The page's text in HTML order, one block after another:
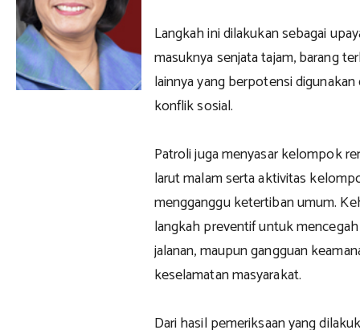
Langkah ini dilakukan sebagai
masuknya senjata tajam, barang
lainnya yang berpotensi
konflik sosial.
Patroli juga menyasar kelompok
larut malam serta aktivitas
mengganggu ketertiban umum.
langkah preventif untuk
jalanan, maupun gangguan
keselamatan masyarakat.
Dari hasil pemeriksaan yang